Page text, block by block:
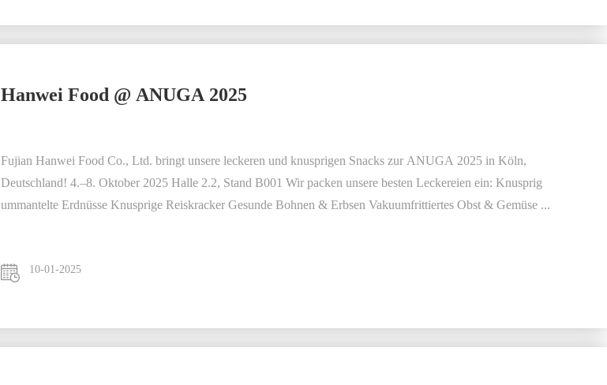
Hanwei Food @ ANUGA 2025
Fujian Hanwei Food Co., Ltd. bringt unsere leckeren und knusprigen Snacks zur ANUGA 2025 in Köln,
Deutschland! 4.–8. Oktober 2025 Halle 2.2, Stand B001 Wir packen unsere besten Leckereien ein: Knusprig
ummantelte Erdnüsse Knusprige Reiskracker Gesunde Bohnen & Erbsen Vakuumfrittiertes Obst & Gemüse ...
10-01-2025